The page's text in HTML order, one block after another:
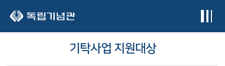
기탁사업 지원대상